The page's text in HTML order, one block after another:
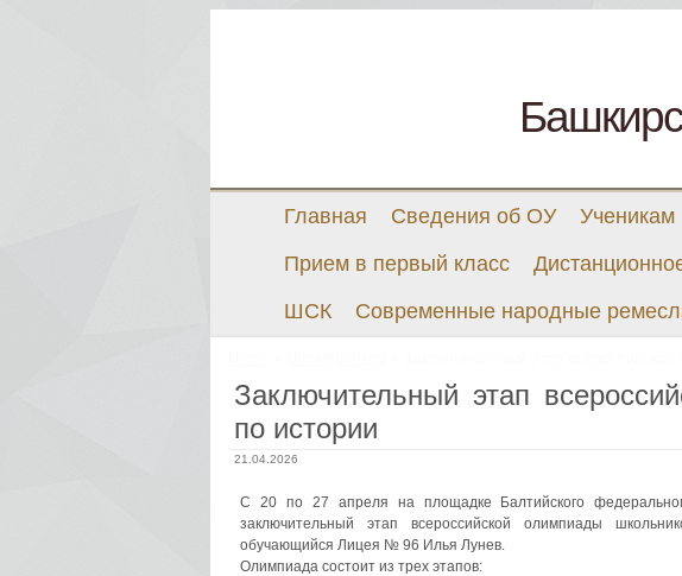
Главная Сведения об ОУ Ученикам
Прием в первый класс
ШСК
Современные народные
Заключительный этап
по истории
21.04.2026
С 20 по 27 апреля на площадке Балтийского
заключительный этап всероссийской олимпиады
обучающийся Лицея № 96 Илья Лунев.
Олимпиада состоит из трех этапов: